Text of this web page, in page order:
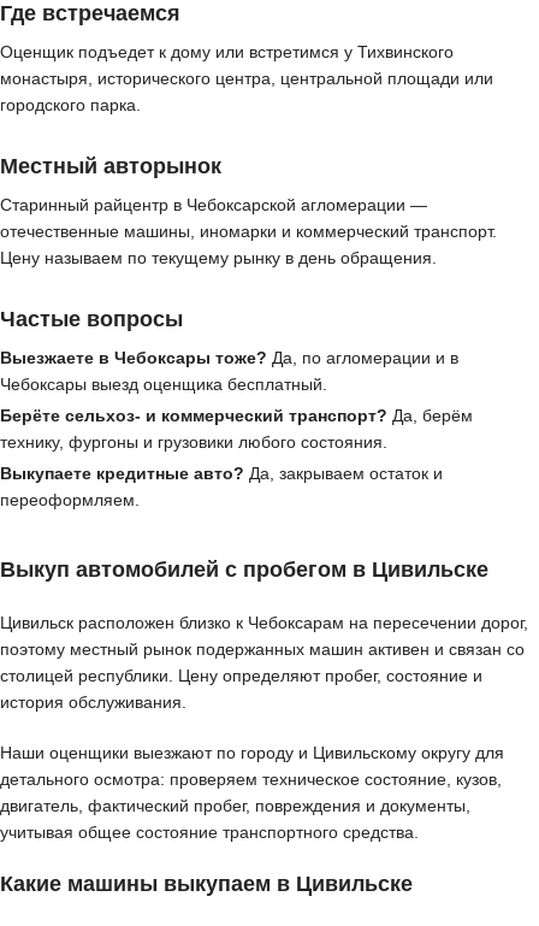
Где встречаемся
Оценщик подъедет к дому или встретимся у Тихвинского
монастыря, исторического центра, центральной площади или
городского парка.
Местный авторынок
Старинный райцентр в Чебоксарской агломерации —
отечественные машины, иномарки и коммерческий транспорт.
Цену называем по текущему рынку в день обращения.
Частые вопросы
Выезжаете в Чебоксары тоже? Да, по агломерации и в
Чебоксары выезд оценщика бесплатный.
Берёте сельхоз- и коммерческий транспорт? Да, берём
технику, фургоны и грузовики любого состояния.
Выкупаете кредитные авто? Да, закрываем остаток и
переоформляем.
Выкуп автомобилей с пробегом в Цивильске
Цивильск расположен близко к Чебоксарам на пересечении дорог,
поэтому местный рынок подержанных машин активен и связан со
столицей республики. Цену определяют пробег, состояние и
история обслуживания.
Наши оценщики выезжают по городу и Цивильскому округу для
детального осмотра: проверяем техническое состояние, кузов,
двигатель, фактический пробег, повреждения и документы,
учитывая общее состояние транспортного средства.
Какие машины выкупаем в Цивильске